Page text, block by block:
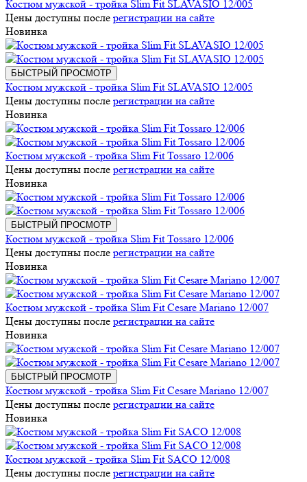
Костюм мужской - тройка Slim Fit SLAVASIO 12/005
Цены доступны после регистрации на сайте
Новинка
БЫСТРЫЙ ПРОСМОТР
Костюм мужской - тройка Slim Fit SLAVASIO 12/005
Цены доступны после регистрации на сайте
Новинка
Костюм мужской - тройка Slim Fit Tossaro 12/006
Цены доступны после регистрации на сайте
Новинка
БЫСТРЫЙ ПРОСМОТР
Костюм мужской - тройка Slim Fit Tossaro 12/006
Цены доступны после регистрации на сайте
Новинка
Костюм мужской - тройка Slim Fit Cesare Mariano 12/007
Цены доступны после регистрации на сайте
Новинка
БЫСТРЫЙ ПРОСМОТР
Костюм мужской - тройка Slim Fit Cesare Mariano 12/007
Цены доступны после регистрации на сайте
Новинка
Костюм мужской - тройка Slim Fit SACO 12/008
Цены доступны после регистрации на сайте